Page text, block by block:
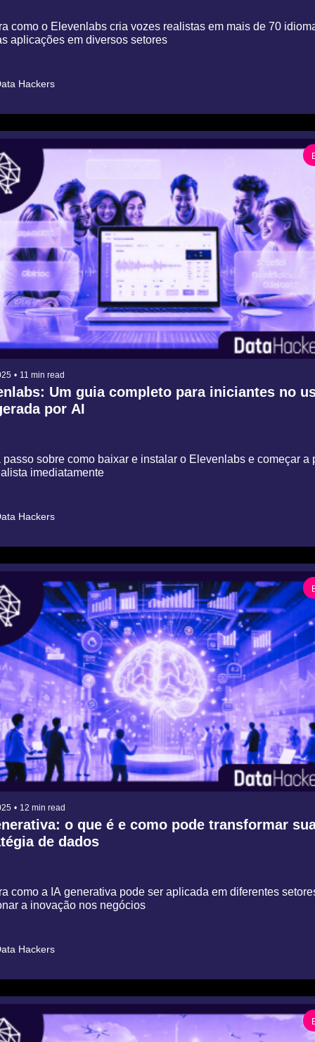
como o Elevenlabs cria vozes realistas em mais de 70
aplicações em diversos setores
Hackers
• 11 min read
Um guia completo para iniciantes no
por AI
passo sobre como baixar e instalar o Elevenlabs e começar a
imediatamente
Hackers
• 12 min read
o que é e como pode transformar
de dados
como a IA generativa pode ser aplicada em diferentes
a inovação nos negócios
Hackers